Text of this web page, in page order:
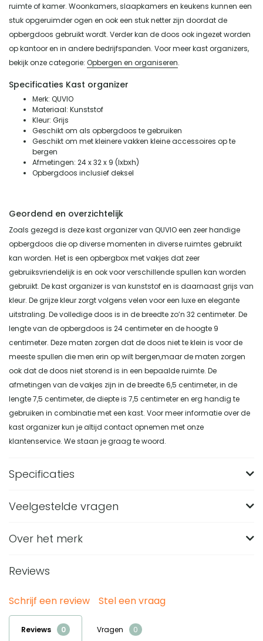
ruimte of kamer. Woonkamers, slaapkamers en keukens kunnen een
stuk opgeruimder ogen en ook een stuk netter zijn doordat de
opbergdoos gebruikt wordt. Verder kan de doos ook ingezet worden
op kantoor en in andere bedrijfspanden. Voor meer kast organizers,
bekijk onze categorie: Opbergen en organiseren.
Specificaties Kast organizer
Merk: QUVIO
Materiaal: Kunststof
Kleur: Grijs
Geschikt om als opbergdoos te gebruiken
Geschikt om met kleinere vakken kleine accessoires op te
bergen
Afmetingen: 24 x 32 x 9 (lxbxh)
Opbergdoos inclusief deksel
Geordend en overzichtelijk
Zoals gezegd is deze kast organizer van QUVIO een zeer handige
opbergdoos die op diverse momenten in diverse ruimtes gebruikt
kan worden. Het is een opbergbox met vakjes dat zeer
gebruiksvriendelijk is en ook voor verschillende spullen kan worden
gebruikt. De kast organizer is van kunststof en is daarnaast grijs van
kleur. De grijze kleur zorgt volgens velen voor een luxe en elegante
uitstraling. De volledige doos is in de breedte zo’n 32 centimeter. De
lengte van de opbergdoos is 24 centimeter en de hoogte 9
centimeter. Deze maten zorgen dat de doos niet te klein is voor de
meeste spullen die men erin op wilt bergen,maar de maten zorgen
ook dat de doos niet storend is in een bepaalde ruimte. De
afmetingen van de vakjes zijn in de breedte 6,5 centimeter, in de
lengte 7,5 centimeter, de diepte is 7,5 centimeter en erg handig te
gebruiken in combinatie met een kast. Voor meer informatie over de
kast organizer kun je altijd contact opnemen met onze
klantenservice. We staan je graag te woord.
Specificaties
Merk
Hoogte (in CM)
Materiaal Kunststof
Gewicht (in KG)
Veelgestelde vragen
Wat zijn de afmetingen van de QUVIO Kast
De QUVIO Kast organizer heeft een lengte van 24 cm, een
7,5 cm lang, 6,5 cm breed en 7,5 cm diep.
gemaakt?
Deze kast organizer is gemaakt van kunststof en heeft een
grijze kleur. De rechthoekige vorm en moderne stijl maken
Waarvoor kun je de QUVIO Kast organizer met
deksel gebruiken?
Over het merk
Reviews
Schrijf een review Stel een vraag
Reviews Vragen